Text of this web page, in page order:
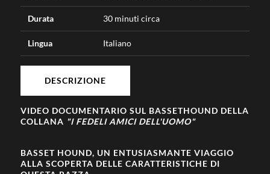
Durata 30 minuti circa
Lingua Italiano
DESCRIZIONE
VIDEO DOCUMENTARIO SUL BASSETHOUND DELLA
COLLANA "I FEDELI AMICI DELL'UOMO"
BASSET HOUND, UN ENTUSIASMANTE VIAGGIO
ALLA SCOPERTA DELLE CARATTERISTICHE DI